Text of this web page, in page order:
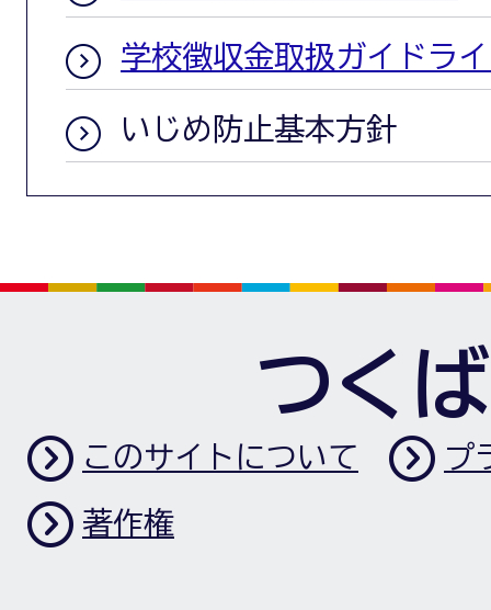
学校徴収金取扱ガイドラ
いじめ防止基本方針
つく
このサイトについて プ
著作権